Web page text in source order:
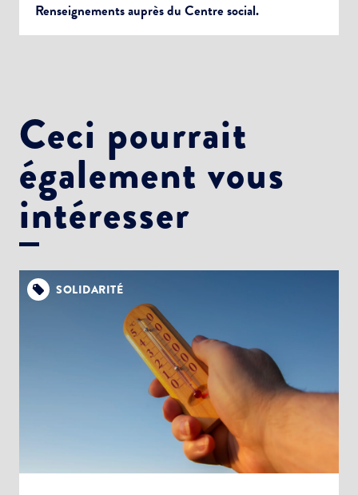
Renseignements auprès du Centre social.
Ceci pourrait
également vous
intéresser
SOLIDARITÉ